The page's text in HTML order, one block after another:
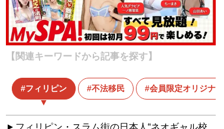
【関連キーワードから記事を探す】
フィリピン 不法移民 会員限定オリジナル
フィリピン・スラム街の日本人“ネオギャル校